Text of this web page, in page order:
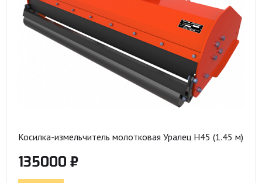
Косилка-измельчитель молотковая Уралец Н45 (1.45 м)
135000 ₽